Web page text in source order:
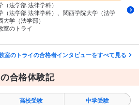
（法学部 法律学科）
（法学部 法律学科）、関西学院大学（法学
大学（法学部）
室のトライ
室のトライの合格者インタビューをすべて見る
合格体験記
高校受験 中学受験